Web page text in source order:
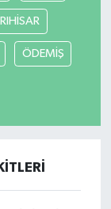
ÖDEMİŞ